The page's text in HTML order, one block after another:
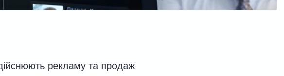
рекламу та продаж